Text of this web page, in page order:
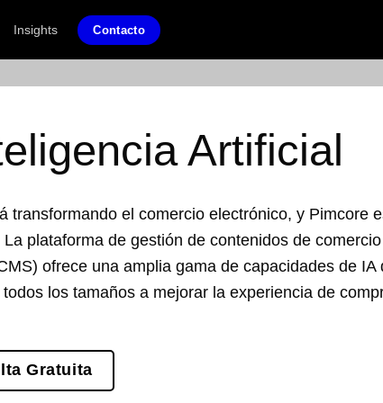
Insights Contacto
Artificial
transformando el comercio electrónico, y Pimcore
plataforma de gestión de contenidos de comercio
ofrece una amplia gama de capacidades de IA
los tamaños a mejorar la experiencia de
Gratuita